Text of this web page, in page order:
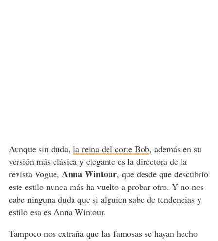
Aunque sin duda, la reina del corte Bob, además en su
versión más clásica y elegante es la directora de la
revista Vogue, Anna Wintour, que desde que descubrió
este estilo nunca más ha vuelto a probar otro. Y no nos
cabe ninguna duda que si alguien sabe de tendencias y
estilo esa es Anna Wintour.
Tampoco nos extraña que las famosas se hayan hecho